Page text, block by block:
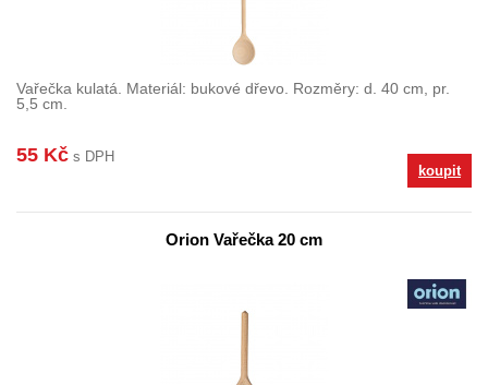
Vařečka kulatá. Materiál: bukové dřevo. Rozměry: d. 40 cm, pr.
5,5 cm.
55 Kč s DPH
koupit
Orion Vařečka 20 cm